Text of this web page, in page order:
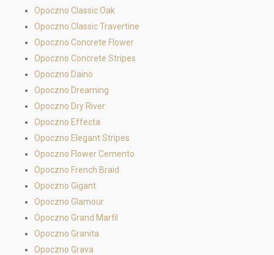
Opoczno Classic Oak
Opoczno Classic Travertine
Opoczno Concrete Flower
Opoczno Concrete Stripes
Opoczno Daino
Opoczno Dreaming
Opoczno Dry River
Opoczno Effecta
Opoczno Elegant Stripes
Opoczno Flower Cemento
Opoczno French Braid
Opoczno Gigant
Opoczno Glamour
Opoczno Grand Marfil
Opoczno Granita
Opoczno Grava